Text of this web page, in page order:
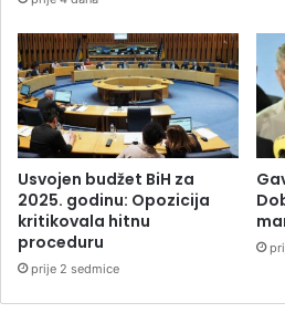
Usvojen budžet BiH za
2025. godinu: Opozicija
kritikovala hitnu
proceduru
prije 2 sedmice